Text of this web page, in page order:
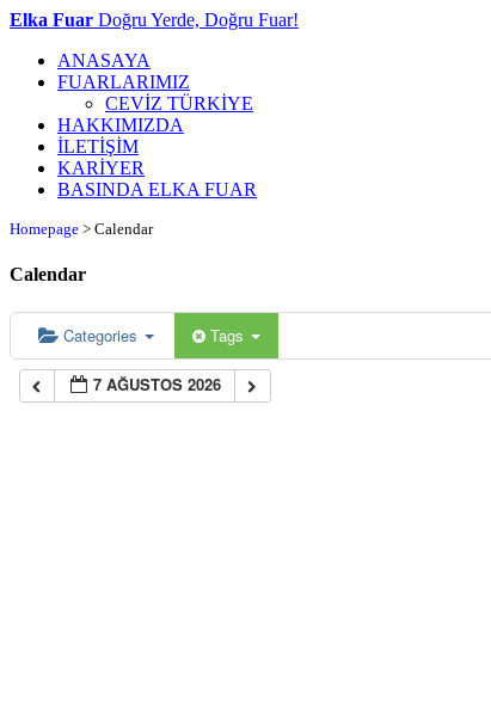
Elka Fuar Doğru Yerde, Doğru Fuar!
ANASAYA
FUARLARIMIZ
CEVİZ TÜRKİYE
HAKKIMIZDA
İLETİŞİM
KARİYER
BASINDA ELKA FUAR
Homepage > Calendar
Calendar
Categories Tags
7 AĞUSTOS 2026